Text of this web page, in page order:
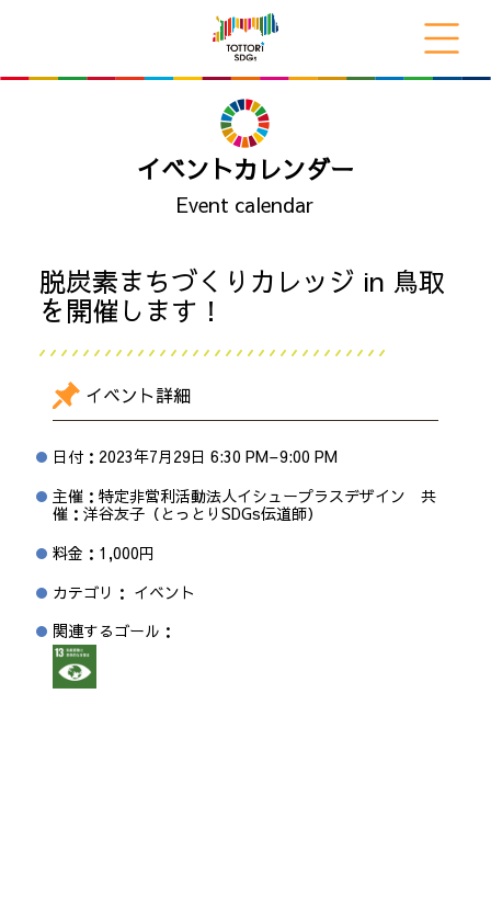
イベントカレンダー
Event calendar
脱炭素まちづくりカレッジ in 鳥取
を開催します！
イベント詳細
日付： 2023年7月29日 6:30 PM–9:00 PM
主催：特定非営利活動法人イシュープラスデザイン 共
催：洋谷友子（とっとりSDGs伝道師）
料金：1,000円
カテゴリ： イベント
関連するゴール：